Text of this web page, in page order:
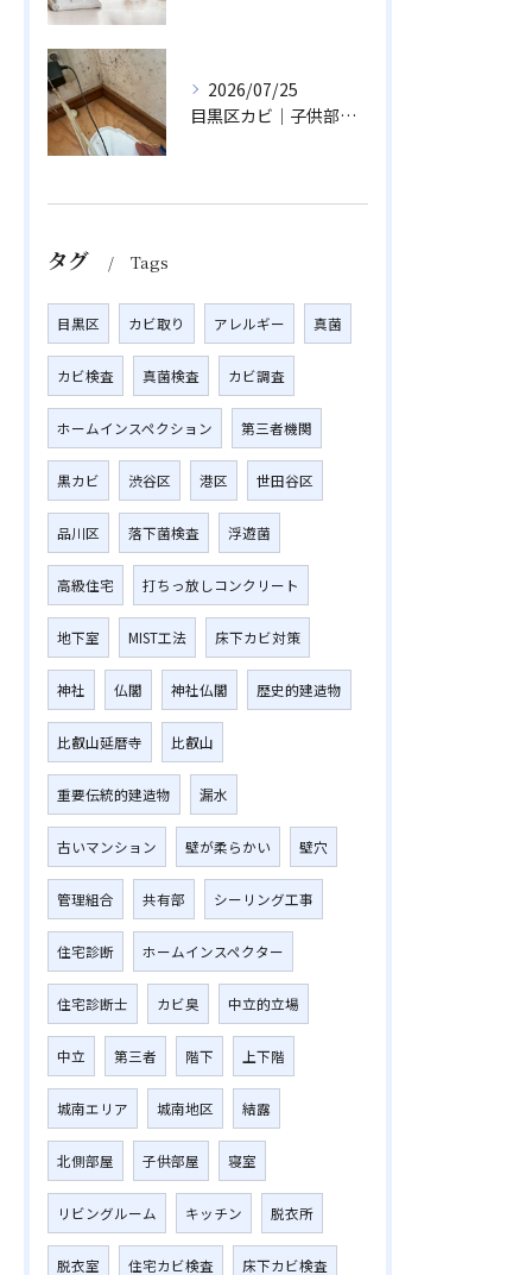
2026/07/25
目黒区カビ｜子供部屋の冬型結露と壁床のカビ除去
タグ Tags
目黒区 カビ取り アレルギー 真菌
カビ検査 真菌検査 カビ調査
ホームインスペクション 第三者機関
黒カビ 渋谷区 港区 世田谷区
品川区 落下菌検査 浮遊菌
高級住宅 打ちっ放しコンクリート
地下室 MIST工法 床下カビ対策
神社 仏閣 神社仏閣 歴史的建造物
比叡山延暦寺 比叡山
重要伝統的建造物 漏水
古いマンション 壁が柔らかい 壁穴
管理組合 共有部 シーリング工事
住宅診断 ホームインスペクター
住宅診断士 カビ臭 中立的立場
中立 第三者 階下 上下階
城南エリア 城南地区 結露
北側部屋 子供部屋 寝室
リビングルーム キッチン 脱衣所
脱衣室 住宅カビ検査 床下カビ検査